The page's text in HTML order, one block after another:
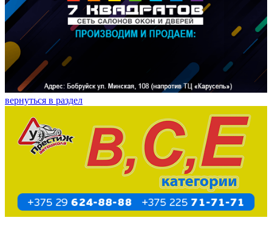
вернуться в раздел